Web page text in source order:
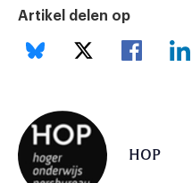
Artikel delen op
HOP